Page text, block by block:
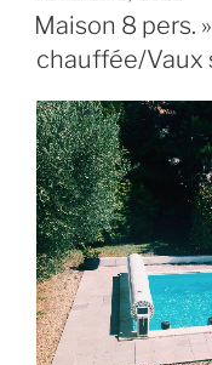
Maison 8 pers.
chauffée/Vaux